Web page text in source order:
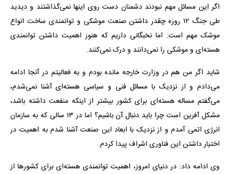
اگر این مسائل مهم نبودند دشمنان دست روی اینها نمی‌گذاشتند و دیدید
طی جنگ ۱۲ روزه چقدر داشتن صنعت موشکی و توانمندی ساخت انواع
موشک مهم است. اما نخبگانی داریم که هنوز اهمیت داشتن توانمندی
هسته‌ای و موشکی را نمی‌دانند و درک نمی‌کنند.
شاید اگر من هم در وزارت خارجه مانده بودم و به فعالیتم در آنجا ادامه
می‌دادم و از نزدیک با مسائل فنی و سیاسی هسته‌ای آشنا نمی‌شدم،
می‌گفتم مساله هسته‌ای برای کشور بیشتر از اینکه منفعت داشته باشد،
مشکل آفرین است چرا باید دنبال آن باشیم؟ اما در ۱۳ سالی که به سازمان
انرژی اتمی آمدم و از نزدیک با ابعاد این صنعت آشنا شدم به اهمیت در
اختیار داشتن این فناوری اشراف پیدا کردم.
وی ادامه داد: در دنیای امروز، اهمیت توانمندی هسته‌ای برای کشورها از